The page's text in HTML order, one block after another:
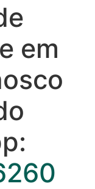
em